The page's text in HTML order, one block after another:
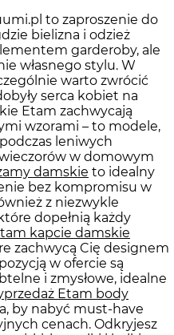
to zaproszenie do
bielizna i odzież
garderoby, ale
własnego stylu. W
warto zwrócić
serca kobiet na
Etam zachwycają
wzorami – to modele,
leniwych
w domowym
damskie to idealny
bez kompromisu w
z niezwykle
dopełnią każdy
kapcie damskie
zachwycą Cię designem
w ofercie są
i zmysłowe, idealne
Etam body
by nabyć must-have
cenach. Odkryjesz